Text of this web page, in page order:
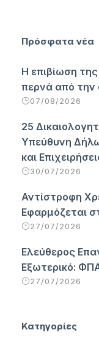
Πρόσφατα νέα
Η επιβίωση
περνά από την
07/08/2026
25
Υπεύθυνη
και
30/07/2026
Αντίστροφη
Εφαρμόζεται
27/07/2026
Ελεύθερος
Εξωτερικό:
27/07/2026
Κατηγορίες